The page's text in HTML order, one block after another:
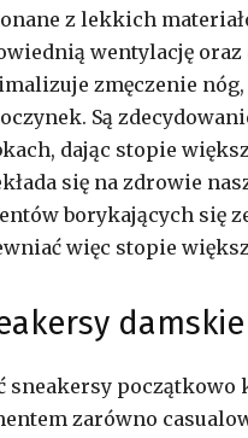
z lekkich
wentylację oraz
zmęczenie
Są
dając stopie
się na zdrowie
borykających się
więc stopie
sneakersy początkowo
zarówno